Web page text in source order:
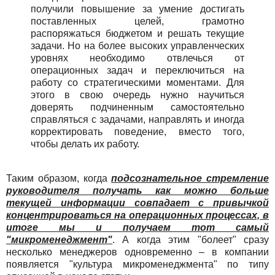
получили повышение за умение достигать
поставленных целей, грамотно
распоряжаться бюджетом и решать текущие
задачи. Но на более высоких управленческих
уровнях необходимо отвлечься от
операционных задач и переключиться на
работу со стратегическими моментами. Для
этого в свою очередь нужно научиться
доверять подчиненным самостоятельно
справляться с задачами, направлять и иногда
корректировать поведение, вместо того,
чтобы делать их работу.
Таким образом, когдаподсознательное стремление
руководителя получать как можно больше
текущей информации совпадает с привычкой
концентрироваться на операционных процессах, в
итоге мы и получаем тот самый
"микроменеджмент". А когда этим "болеет" сразу
несколько менеджеров одновременно – в компании
появляется "культура микроменеджмента" по типу